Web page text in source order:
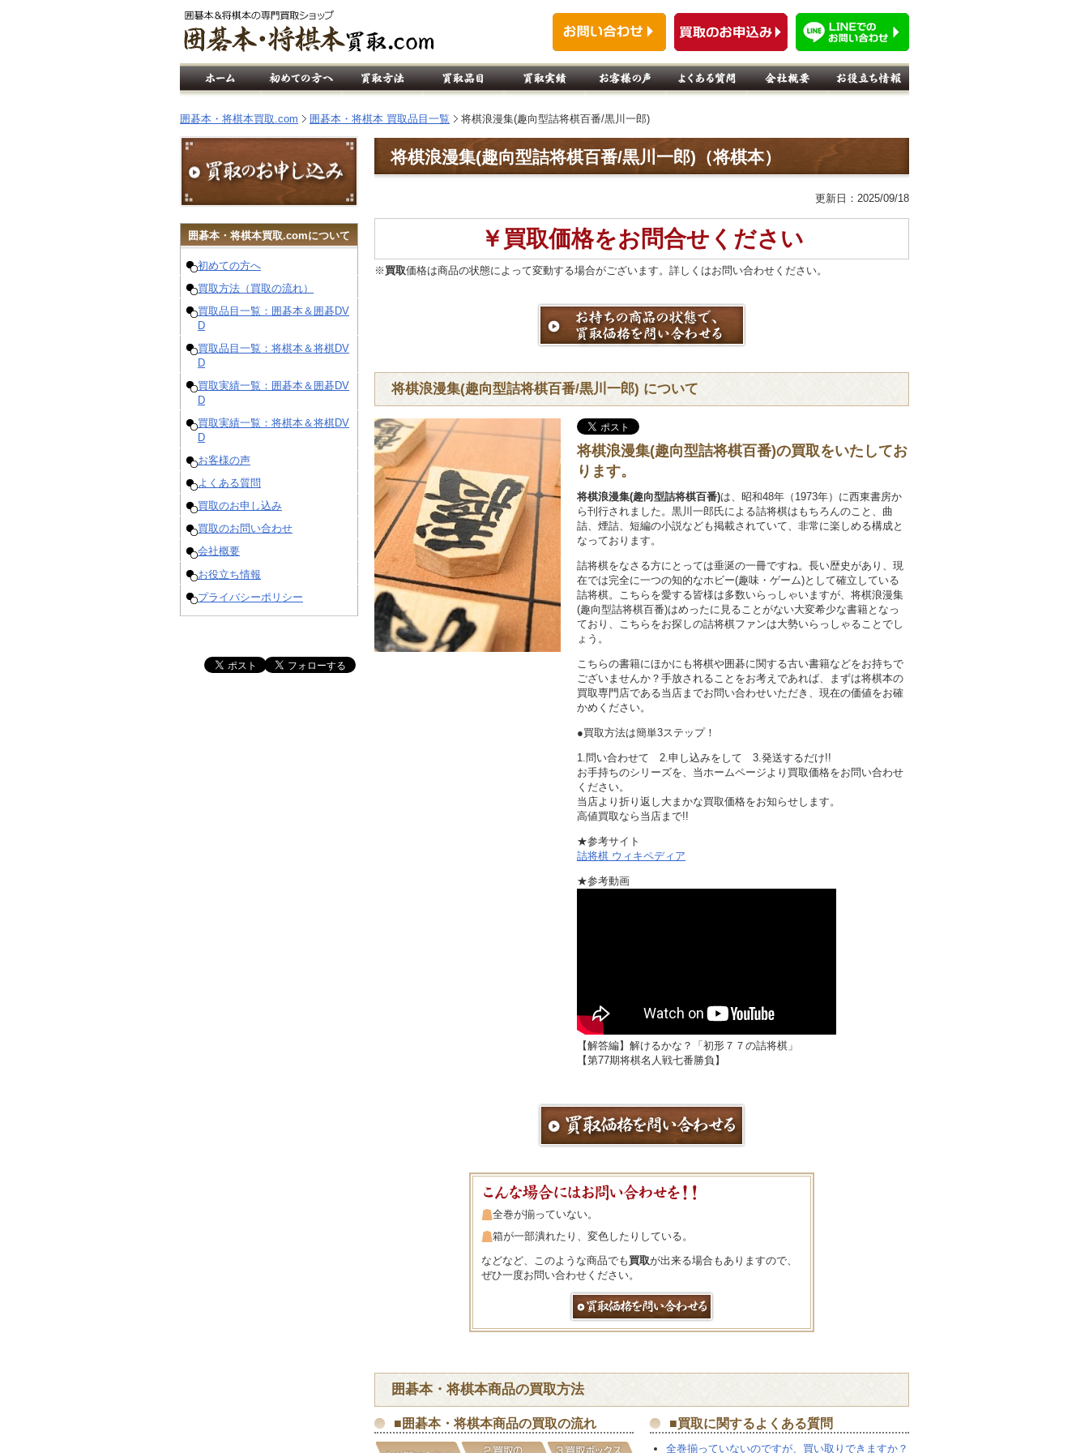
囲碁本・将棋本買取.com 囲碁本・将棋本 買取品目一覧 将棋浪漫集(趣向型詰将棋百番/黒川一郎)
将棋浪漫集(趣向型詰将棋百番/黒川一郎)（将棋本）
更新日：2025/09/18
￥買取価格をお問合せください
※ 買取価格は商品の状態によって変動する場合がございます。詳しくはお問い合わせください。
将棋浪漫集(趣向型詰将棋百番/黒川一郎) について
将棋浪漫集(趣向型詰将棋百番)の買取をいたしてお
ります。
将棋浪漫集(趣向型詰将棋百番)は、昭和48年（1973年）に西東書房か
ら刊行されました。黒川一郎氏による詰将棋はもちろんのこと、曲
詰、煙詰、短編の小説なども掲載されていて、非常に楽しめる構成と
なっております。
詰将棋をなさる方にとっては垂涎の一冊ですね。長い歴史があり、現
在では完全に一つの知的なホビー(趣味・ゲーム)として確立している
詰将棋。こちらを愛する皆様は多数いらっしゃいますが、将棋浪漫集
(趣向型詰将棋百番)はめったに見ることがない大変希少な書籍となっ
ており、こちらをお探しの詰将棋ファンは大勢いらっしゃることでし
ょう。
こちらの書籍にほかにも将棋や囲碁に関する古い書籍などをお持ちで
ございませんか？手放されることをお考えであれば、まずは将棋本の
買取専門店である当店までお問い合わせいただき、現在の価値をお確
かめください。
●買取方法は簡単3ステップ！
1.問い合わせて 2.申し込みをして 3.発送するだけ!!
お手持ちのシリーズを、当ホームページより買取価格をお問い合わせ
ください。
当店より折り返し大まかな買取価格をお知らせします。
高値買取なら当店まで!!
★参考サイト
詰将棋 ウィキペディア
★参考動画
【解答編】解けるかな？「初形７７の詰将棋」
【第77期将棋名人戦七番勝負】
全巻が揃っていない。
箱が一部潰れたり、変色したりしている。
などなど、このような商品でも 買取が出来る場合もありますので、
ぜひ一度お問い合わせください。
囲碁本・将棋本商品の買取方法
■ 囲碁本・将棋本商品の買取の流れ ■買取に関するよくある質問
全巻揃っていないのですが、買い取りできますか？
囲碁本・将棋本買取.comについて
初めての方へ
買取方法（買取の流れ）
買取品目一覧：囲碁本＆囲碁DV
D
買取品目一覧：将棋本＆将棋DV
D
買取実績一覧：囲碁本＆囲碁DV
D
買取実績一覧：将棋本＆将棋DV
D
お客様の声
よくある質問
買取のお申し込み
買取のお問い合わせ
会社概要
お役立ち情報
プライバシーポリシー